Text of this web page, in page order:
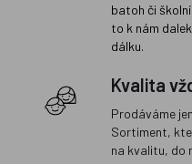
batoh či
to k nám
dálku.
Kvalita
Prodáváme
Sortiment,
na kvalitu, do